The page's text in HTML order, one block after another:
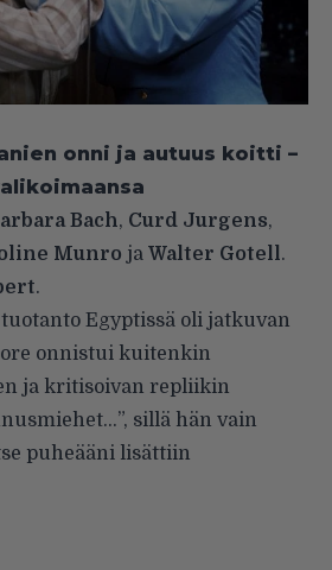
onni ja autuus koitti –
Bach, Curd Jurgens,
Munro ja Walter Gotell.
.
Egyptissä oli jatkuvan
onnistui kuitenkin
ja kritisoivan repliikin
sillä hän vain
puheääni lisättiin